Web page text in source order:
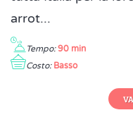
arrot...
Tempo: 90 min
Costo: Basso